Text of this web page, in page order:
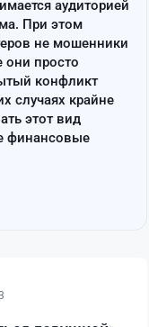
аудиторией
При этом
не мошенники
просто
конфликт
случаях крайне
этот вид
финансовые